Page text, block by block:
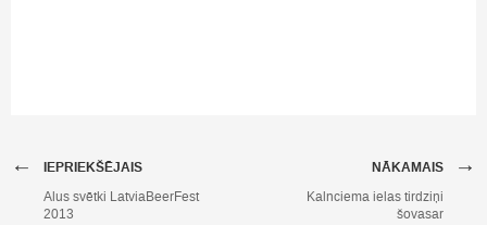
IEPRIEKŠĒJAIS
←
Alus svētki LatviaBeerFest
2013
NĀKAMAIS →
Kalnciema ielas tirdziņi
šovasar